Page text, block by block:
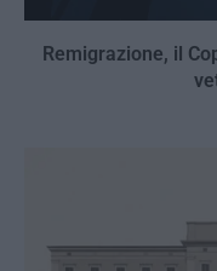
Remigrazione, il